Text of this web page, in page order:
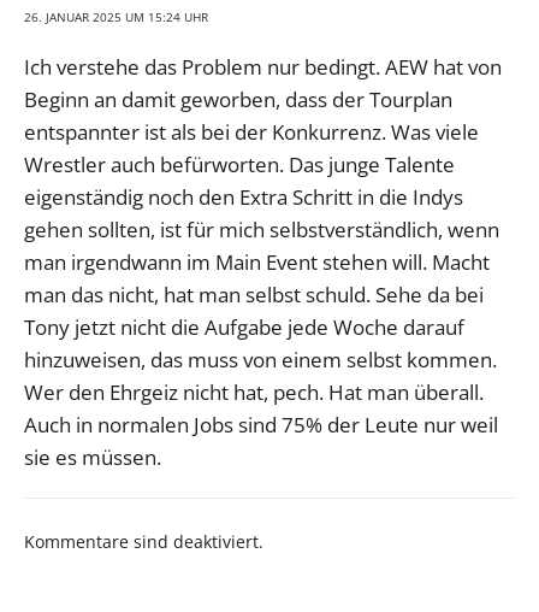
26. JANUAR 2025 UM 15:24 UHR
Ich verstehe das Problem nur bedingt. AEW hat von
Beginn an damit geworben, dass der Tourplan
entspannter ist als bei der Konkurrenz. Was viele
Wrestler auch befürworten. Das junge Talente
eigenständig noch den Extra Schritt in die Indys
gehen sollten, ist für mich selbstverständlich, wenn
man irgendwann im Main Event stehen will. Macht
man das nicht, hat man selbst schuld. Sehe da bei
Tony jetzt nicht die Aufgabe jede Woche darauf
hinzuweisen, das muss von einem selbst kommen.
Wer den Ehrgeiz nicht hat, pech. Hat man überall.
Auch in normalen Jobs sind 75% der Leute nur weil
sie es müssen.
Kommentare sind deaktiviert.